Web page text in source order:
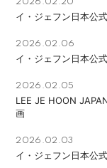
会員登録
2026.02.20
イ・ジェフン日本公
2026.02.06
イ・ジェフン日本公
2026.02.05
LEE JE HOON
画
2026.02.03
イ・ジェフン日本公